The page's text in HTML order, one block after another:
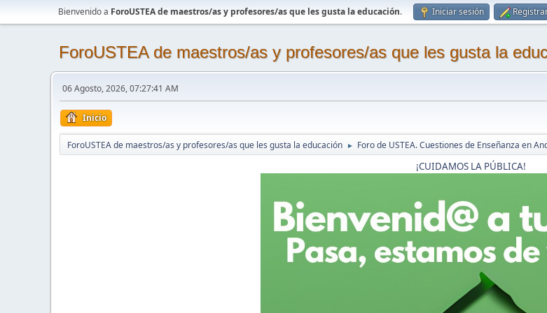
Bienvenido a ForoUSTEA de maestros/as y profesores/as que les gusta la educación. Iniciar sesión
ForoUSTEA de maestros/as y profesores/as que les gusta la
06 Agosto, 2026, 07:27:41 AM
Inicio
ForoUSTEA de maestros/as y profesores/as que les gusta la educación ► Foro de USTEA. Cuestiones de Enseñanza en
¡CUIDAMOS LA PÚBLICA!